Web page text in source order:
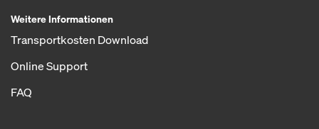
Weitere Informationen
Transportkosten Download
Online Support
FAQ